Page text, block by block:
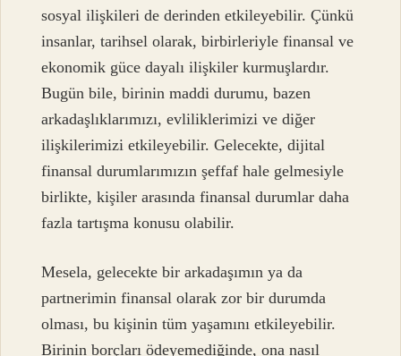
sosyal ilişkileri de derinden etkileyebilir. Çünkü
insanlar, tarihsel olarak, birbirleriyle finansal ve
ekonomik güce dayalı ilişkiler kurmuşlardır.
Bugün bile, birinin maddi durumu, bazen
arkadaşlıklarımızı, evliliklerimizi ve diğer
ilişkilerimizi etkileyebilir. Gelecekte, dijital
finansal durumlarımızın şeffaf hale gelmesiyle
birlikte, kişiler arasında finansal durumlar daha
fazla tartışma konusu olabilir.
Mesela, gelecekte bir arkadaşımın ya da
partnerimin finansal olarak zor bir durumda
olması, bu kişinin tüm yaşamını etkileyebilir.
Birinin borçları ödeyemediğinde, ona nasıl